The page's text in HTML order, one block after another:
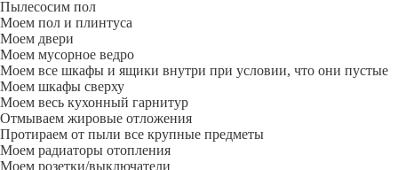
Пылесосим пол
Моем пол и плинтуса
Моем двери
Моем мусорное ведро
Моем все шкафы и ящики внутри при условии, что они пустые
Моем шкафы сверху
Моем весь кухонный гарнитур
Отмываем жировые отложения
Протираем от пыли все крупные предметы
Моем радиаторы отопления
Моем розетки/выключатели